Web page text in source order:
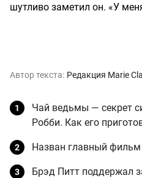
шутливо заметил он. «У
Автор текста: Редакция Marie
Чай ведьмы — секрет
Робби. Как его
Назван главный фильм
Брэд Питт поддержал